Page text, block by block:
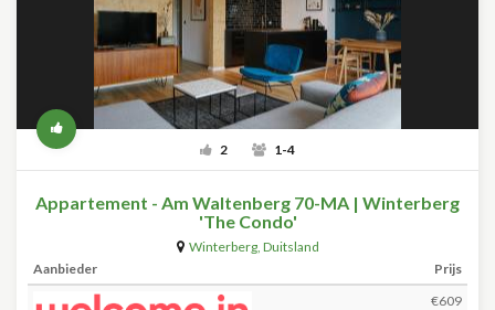
2 1-4
Appartement - Am Waltenberg 70-MA | Winterberg
'The Condo'
Winterberg, Duitsland
Aanbieder
Prijs
€609